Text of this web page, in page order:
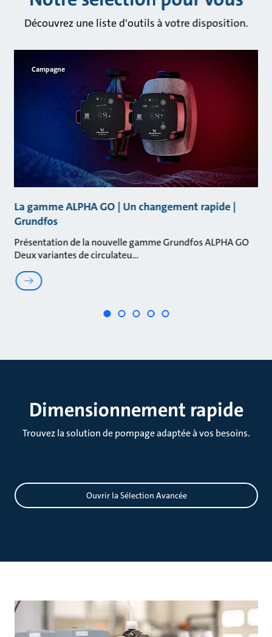
Découvrez une liste d'outils à votre disposition.
Campagne
La gamme ALPHA GO | Un changement rapide |
Grundfos
Présentation de la nouvelle gamme Grundfos ALPHA GO
Deux variantes de circulateu
Dimensionnement rapide
Trouvez la solution de pompage adaptée à vos besoins.
Ouvrir la Sélection Avancée